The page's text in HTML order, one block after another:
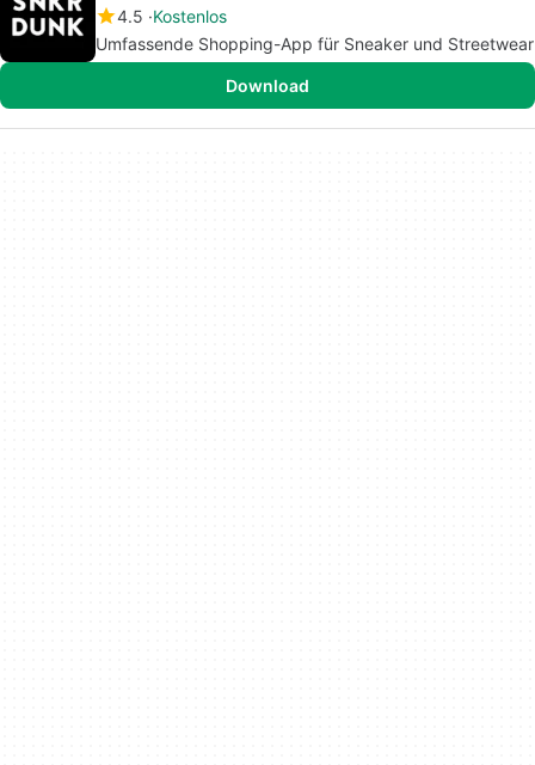
4.5 Kostenlos
Umfassende Shopping-App für Sneaker und Streetwear
Download